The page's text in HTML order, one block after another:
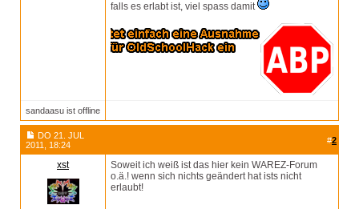
falls es erlabt ist, viel spass damit
sandaasu ist offline
DO 21. JUL
2011, 18:24
#2
xst
Soweit ich weiß ist das hier kein WAREZ-Forum
o.ä.! wenn sich nichts geändert hat ists nicht
erlaubt!